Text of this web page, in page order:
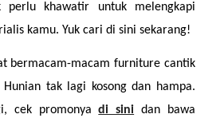
perlu khawatir untuk melengkapi
kamu. Yuk cari di sini sekarang!
bermacam-macam furniture cantik
tak lagi kosong dan hampa.
cek promonya di sini dan bawa